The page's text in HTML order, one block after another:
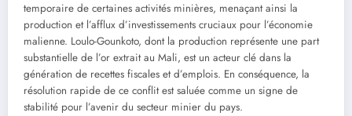
temporaire de certaines activités minières, menaçant ainsi la
production et l’afflux d’investissements cruciaux pour l’économie
malienne. Loulo-Gounkoto, dont la production représente une part
substantielle de l’or extrait au Mali, est un acteur clé dans la
génération de recettes fiscales et d’emplois. En conséquence, la
résolution rapide de ce conflit est saluée comme un signe de
stabilité pour l’avenir du secteur minier du pays.